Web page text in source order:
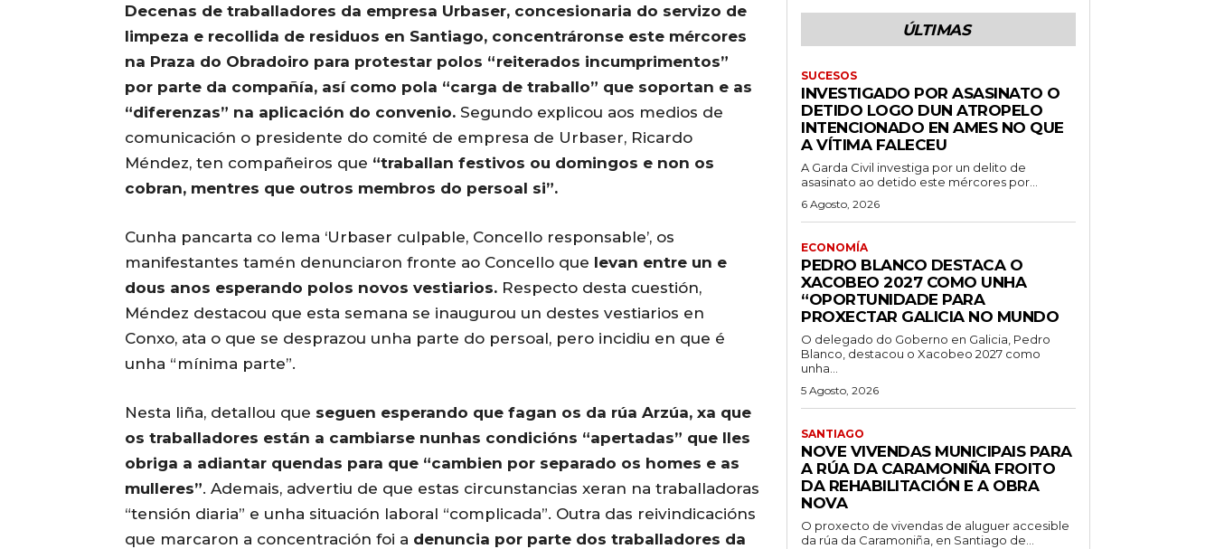
Decenas de traballadores da empresa Urbaser, concesionaria do servizo de
limpeza e recollida de residuos en Santiago, concentráronse este mércores
na Praza do Obradoiro para protestar polos “reiterados incumprimentos”
por parte da compañía, así como pola “carga de traballo” que soportan e as
“diferenzas” na aplicación do convenio. Segundo explicou aos medios de
comunicación o presidente do comité de empresa de Urbaser, Ricardo
Méndez, ten compañeiros que “traballan festivos ou domingos e non os
cobran, mentres que outros membros do persoal si”.
Cunha pancarta co lema ‘Urbaser culpable, Concello responsable’, os
manifestantes tamén denunciaron fronte ao Concello que levan entre un e
dous anos esperando polos novos vestiarios. Respecto desta cuestión,
Méndez destacou que esta semana se inaugurou un destes vestiarios en
Conxo, ata o que se desprazou unha parte do persoal, pero incidiu en que é
unha “mínima parte”.
Nesta liña, detallou que seguen esperando que fagan os da rúa Arzúa, xa que
os traballadores están a cambiarse nunhas condicións “apertadas” que lles
obriga a adiantar quendas para que “cambien por separado os homes e as
mulleres”. Ademais, advertiu de que estas circunstancias xeran na traballadoras
“tensión diaria” e unha situación laboral “complicada”. Outra das reivindicacións
que marcaron a concentración foi a denuncia por parte dos traballadores da
ÚLTIMAS
SUCESOS
INVESTIGADO POR ASASINATO O
DETIDO LOGO DUN ATROPELO
INTENCIONADO EN AMES NO QUE
A VÍTIMA FALECEU
A Garda Civil investiga por un delito de
asasinato ao detido este mércores por...
6 Agosto, 2026
ECONOMÍA
PEDRO BLANCO DESTACA O
XACOBEO 2027 COMO UNHA
“OPORTUNIDADE PARA
PROXECTAR GALICIA NO MUNDO
O delegado do Goberno en Galicia, Pedro
Blanco, destacou o Xacobeo 2027 como
unha...
5 Agosto, 2026
SANTIAGO
NOVE VIVENDAS MUNICIPAIS PARA
A RÚA DA CARAMONIÑA FROITO
DA REHABILITACIÓN E A OBRA
NOVA
O proxecto de vivendas de aluguer accesible
da rúa da Caramoniña, en Santiago de...